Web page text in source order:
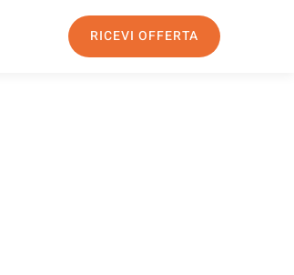
RICEVI OFFERTA